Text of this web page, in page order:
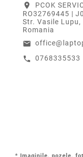
location_on
PCOK
RO32769445 |
Str. Vasile Lupu,
Romania
email
call 0768335533
* Imaginile, pozele,